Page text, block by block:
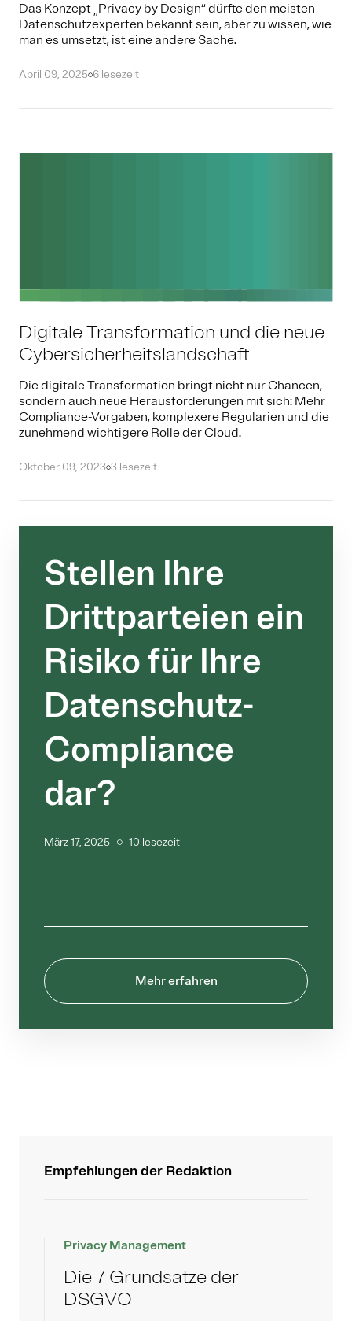
Stellen Ihre
Drittparteien ein
Risiko für Ihre
Datenschutz-
Compliance
dar?
März 17, 2025 10 lesezeit
Mehr erfahren
Das Konzept „Privacy by Design“ dürfte den meisten
Datenschutzexperten bekannt sein, aber zu wissen, wie
man es umsetzt, ist eine andere Sache.
April 09, 2025 6 lesezeit
Digitale Transformation und die neue
Cybersicherheitslandschaft
Die digitale Transformation bringt nicht nur Chancen,
sondern auch neue Herausforderungen mit sich: Mehr
Compliance-Vorgaben, komplexere Regularien und die
zunehmend wichtigere Rolle der Cloud.
Oktober 09, 2023 3 lesezeit
Empfehlungen der Redaktion
Privacy Management
Die 7 Grundsätze der
DSGVO